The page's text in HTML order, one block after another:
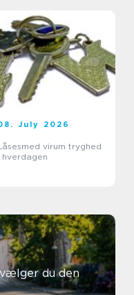
July 2026
virum tryghed
hverdagen
du den